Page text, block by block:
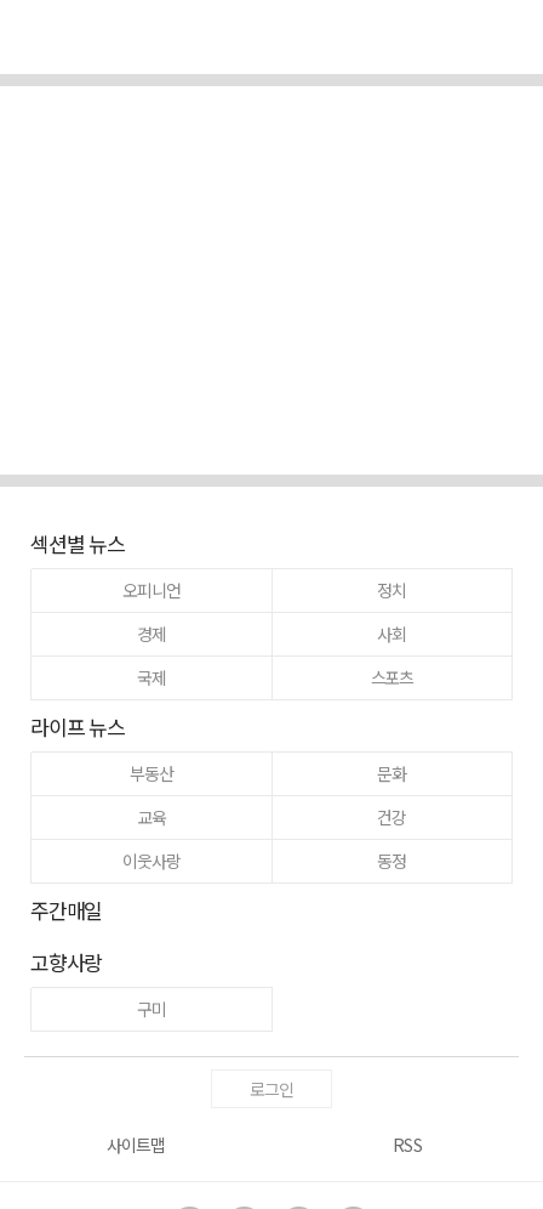
섹션별 뉴스
오피니언
정치
경제
사회
국제
스포츠
라이프 뉴스
부동산
문화
교육
건강
이웃사랑
동정
주간매일
고향사랑
구미
로그인
사이트맵 RSS